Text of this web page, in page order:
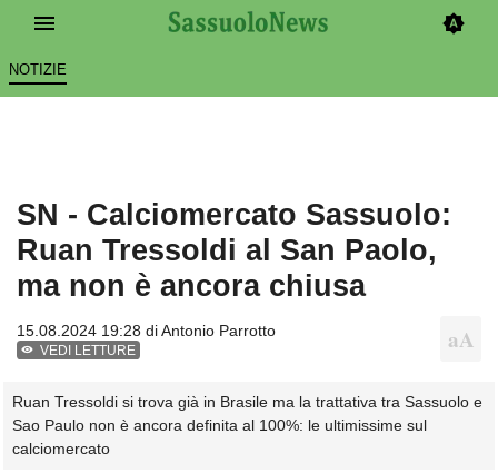
NOTIZIE
SN - Calciomercato Sassuolo:
Ruan Tressoldi al San Paolo,
ma non è ancora chiusa
15.08.2024 19:28 diAntonio Parrotto
VEDI LETTURE
Ruan Tressoldi si trova già in Brasile ma la trattativa tra Sassuolo e
Sao Paulo non è ancora definita al 100%: le ultimissime sul
calciomercato